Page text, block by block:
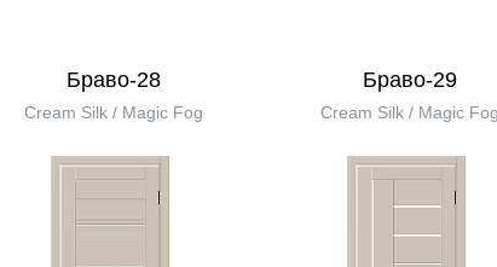
Браво-28
Cream Silk / Magic Fog
Браво-29
Cream Silk / Magic Fog